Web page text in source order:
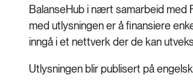
BalanseHub i nært samarbeid
med utlysningen er å finansiere
inngå i et nettverk der de kan
Utlysningen blir publisert på